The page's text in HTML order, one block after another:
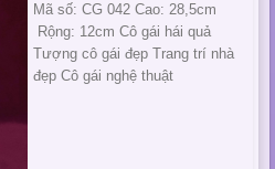
Mã số: CG 042 Cao: 28,5cm
Rộng: 12cm Cô gái hái quả
Tượng cô gái đẹp Trang trí nhà
đẹp Cô gái nghệ thuật